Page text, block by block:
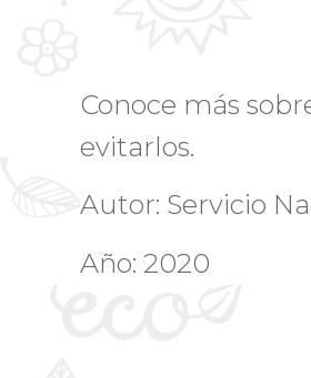
Conoce más
evitarlos.
Autor: Servicio
Año: 2020